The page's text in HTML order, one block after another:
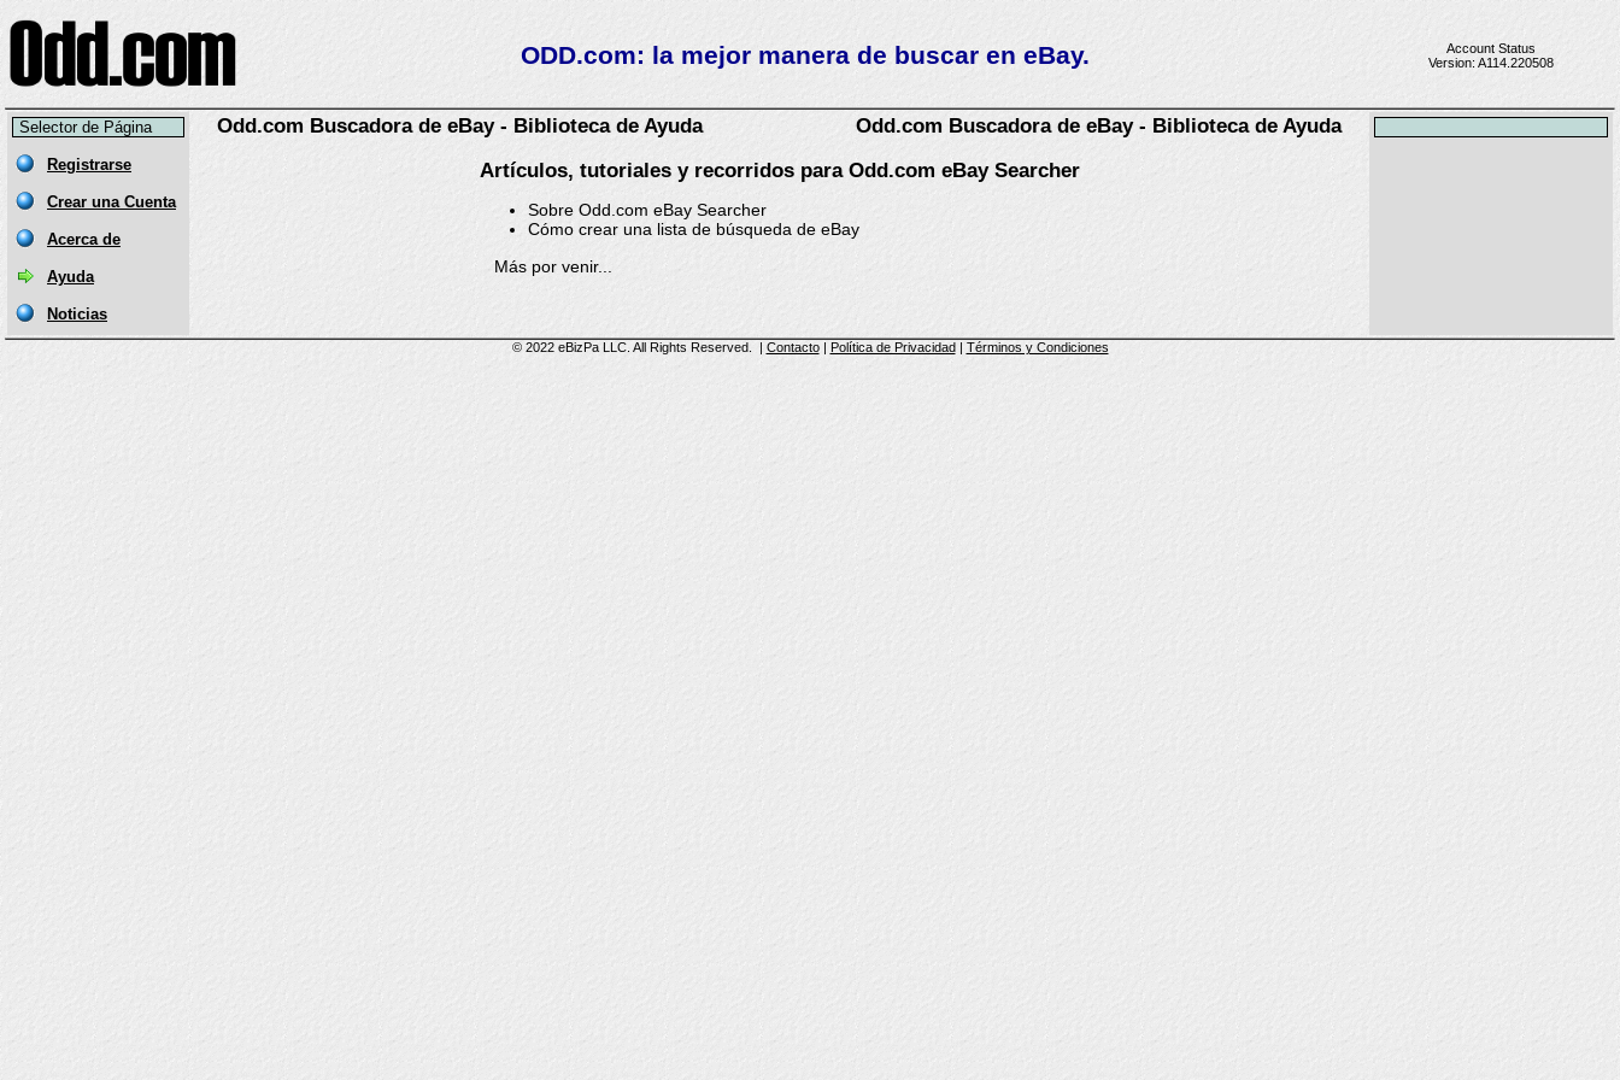
ODD.com: la mejor manera de buscar en eBay.
Account Status
Version: A114.220508
Selector de Página Odd.com Buscadora de eBay - Biblioteca de Ayuda
Odd.com Buscadora de eBay - Biblioteca de Ayuda
Artículos, tutoriales y recorridos para Odd.com eBay Searcher
Más por venir...
© 2022 eBizPa LLC. All Rights Reserved. | Contacto | Política de Privacidad | Términos y Condiciones